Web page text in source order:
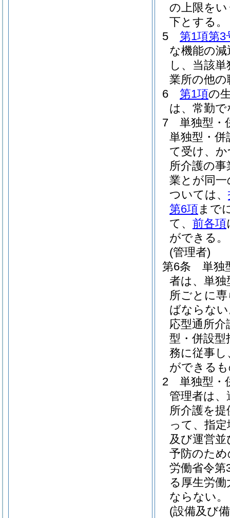
の上限をい
下とする。
5
第1項第3
な機能の
し、当該
業所の他
6
第1項の
は、常勤
7
単独型・
単独型・併
て受け、
所介護の
業とが同
ついては、
第6項 まで
て、 前各項
ができる。
(管理者)
第6条
単独
者は、単独
所ごとに
ばならな
応型通所
型・併設型
務に従事
ができる
2
単独型・
管理者は、
所介護を
って、指
及び運営
予防のた
労働省令第
る厚生労
ならない。
(設備及び